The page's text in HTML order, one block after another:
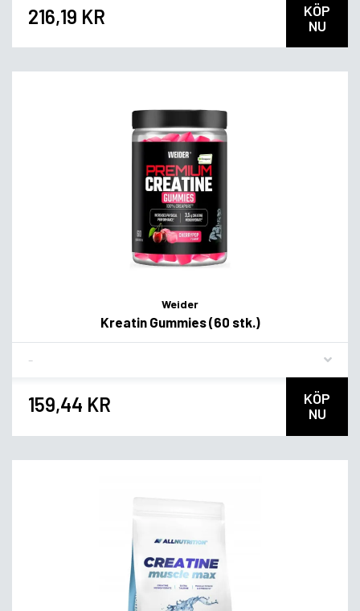
216,19 KR
KÖP
NU
Weider
Kreatin Gummies (60 stk.)
159,44 KR
KÖP
NU